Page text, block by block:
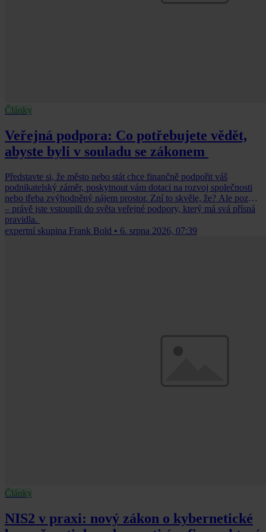
Články
Veřejná podpora: Co potřebujete vědět,
abyste byli v souladu se zákonem
Představte si, že město nebo stát chce finančně podpořit váš
podnikatelský záměr, poskytnout vám dotaci na rozvoj společnosti
nebo třeba zvýhodněný nájem prostor. Zní to skvěle, že? Ale pozor
– právě jste vstoupili do světa veřejné podpory, který má svá přísná
pravidla.
expertní skupina Frank Bold • 6. srpna 2026, 07:39
Články
NIS2 v praxi: nový zákon o kybernetické